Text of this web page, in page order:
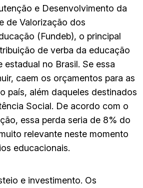
e Desenvolvimento da
de Valorização dos
(Fundeb), o principal
de verba da educação
estadual no Brasil. Se essa
caem os orçamentos para as
país, além daqueles destinados
Social. De acordo com o
essa perda seria de 8% do
relevante neste momento
educacionais.
e investimento. Os